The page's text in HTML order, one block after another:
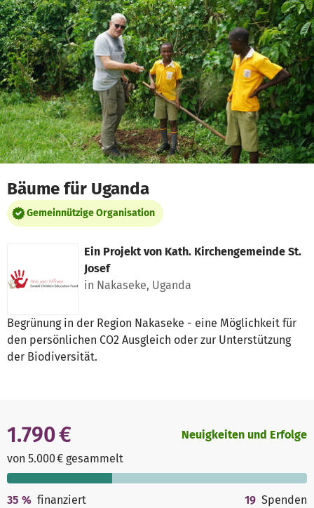
Zum Hauptinhalt springen
Erklärung zur Barrierefreiheit anzeigen
Bäume für Uganda
Gemeinnützige Organisation
Ein Projekt von Kath. Kirchengemeinde St.
Josef
in Nakaseke, Uganda
Begrünung in der Region Nakaseke - eine Möglichkeit für
den persönlichen CO2 Ausgleich oder zur Unterstützung
der Biodiversität.
1.790 €
von 5.000 € gesammelt
Neuigkeiten und Erfolge
35 % finanziert 19 Spenden